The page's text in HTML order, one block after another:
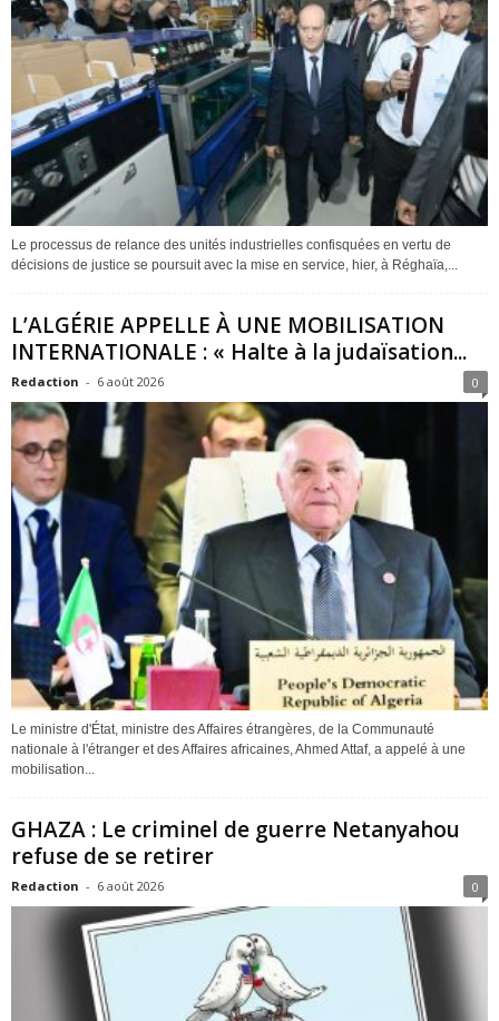
Le processus de relance des unités industrielles confisquées en vertu de
décisions de justice se poursuit avec la mise en service, hier, à Réghaïa,...
L’ALGÉRIE APPELLE À UNE MOBILISATION
INTERNATIONALE : « Halte à la judaïsation...
Redaction - 6 août 2026 0
Le ministre d'État, ministre des Affaires étrangères, de la Communauté
nationale à l'étranger et des Affaires africaines, Ahmed Attaf, a appelé à une
mobilisation...
GHAZA : Le criminel de guerre Netanyahou
refuse de se retirer
Redaction - 6 août 2026 0